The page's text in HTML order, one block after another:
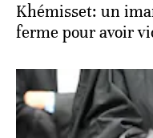
Khémisset: un
ferme pour avoir